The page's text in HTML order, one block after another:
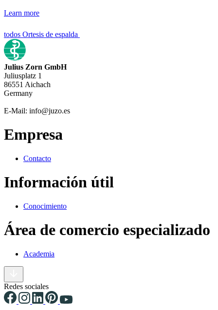
Learn more
todos Ortesis de espalda
Julius Zorn GmbH
Juliusplatz 1
86551 Aichach
Germany
E-Mail: info@juzo.es
Empresa
Contacto
Información útil
Conocimiento
Área de comercio especializado
Academia
Redes sociales